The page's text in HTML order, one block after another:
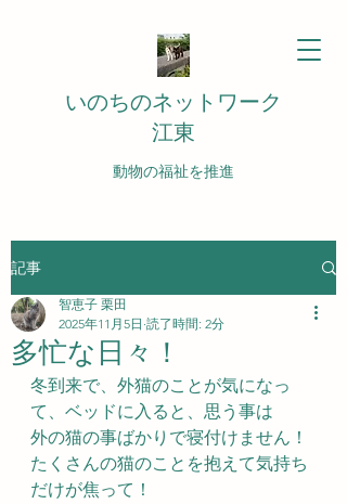
いのちのネットワーク
江東
動物の福祉を推進
記事
多忙な日々！
智恵子 栗田
2025年11月5日 読了時間: 2分
冬到来で、外猫のことが気になっ
て、ベッドに入ると、思う事は
外の猫の事ばかりで寝付けません！
たくさんの猫のことを抱えて気持ち
だけが焦って！